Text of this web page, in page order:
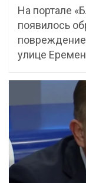
На портале
появилось
улице